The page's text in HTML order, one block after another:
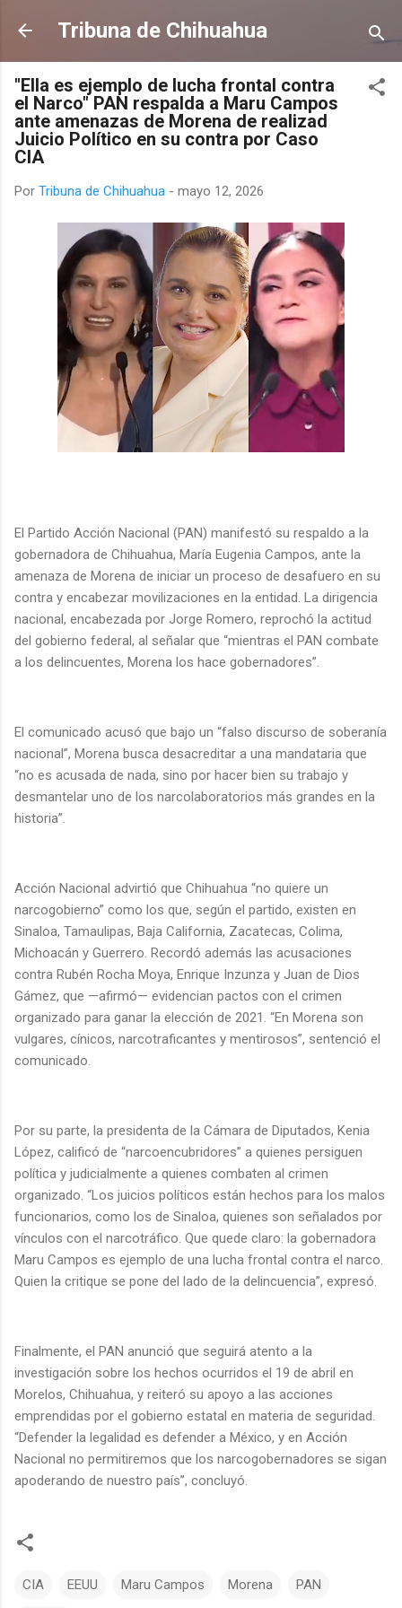
Ir al contenido principal
Tribuna de Chihuahua
"Ella es ejemplo de lucha frontal contra
el Narco" PAN respalda a Maru Campos
ante amenazas de Morena de realizad
Juicio Político en su contra por Caso
CIA
Por Tribuna de Chihuahua - mayo 12, 2026
El Partido Acción Nacional (PAN) manifestó su respaldo a la
gobernadora de Chihuahua, María Eugenia Campos, ante la
amenaza de Morena de iniciar un proceso de desafuero en su
contra y encabezar movilizaciones en la entidad. La dirigencia
nacional, encabezada por Jorge Romero, reprochó la actitud
del gobierno federal, al señalar que “mientras el PAN combate
a los delincuentes, Morena los hace gobernadores”.
El comunicado acusó que bajo un “falso discurso de soberanía
nacional”, Morena busca desacreditar a una mandataria que
“no es acusada de nada, sino por hacer bien su trabajo y
desmantelar uno de los narcolaboratorios más grandes en la
historia”.
Acción Nacional advirtió que Chihuahua “no quiere un
narcogobierno” como los que, según el partido, existen en
Sinaloa, Tamaulipas, Baja California, Zacatecas, Colima,
Michoacán y Guerrero. Recordó además las acusaciones
contra Rubén Rocha Moya, Enrique Inzunza y Juan de Dios
Gámez, que —afirmó— evidencian pactos con el crimen
organizado para ganar la elección de 2021. “En Morena son
vulgares, cínicos, narcotraficantes y mentirosos”, sentenció el
comunicado.
Por su parte, la presidenta de la Cámara de Diputados, Kenia
López, calificó de “narcoencubridores” a quienes persiguen
política y judicialmente a quienes combaten al crimen
organizado. “Los juicios políticos están hechos para los malos
funcionarios, como los de Sinaloa, quienes son señalados por
vínculos con el narcotráfico. Que quede claro: la gobernadora
Maru Campos es ejemplo de una lucha frontal contra el narco.
Quien la critique se pone del lado de la delincuencia”, expresó.
Finalmente, el PAN anunció que seguirá atento a la
investigación sobre los hechos ocurridos el 19 de abril en
Morelos, Chihuahua, y reiteró su apoyo a las acciones
emprendidas por el gobierno estatal en materia de seguridad.
“Defender la legalidad es defender a México, y en Acción
Nacional no permitiremos que los narcogobernadores se sigan
apoderando de nuestro país”, concluyó.
CIA EEUU Maru Campos Morena PAN